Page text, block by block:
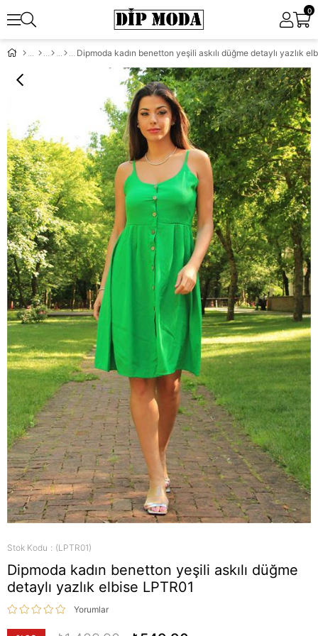
0
Dipmoda kadın benetton yeşili askılı düğme detaylı yazlık
Stok Kodu (LPTR01)
Dipmoda kadın benetton yeşili askılı düğme
detaylı yazlık elbise LPTR01
Yorumlar